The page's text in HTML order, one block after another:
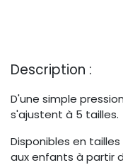
Description :
D'une simple
s'ajustent à 5 tailles.
Disponibles en tailles
aux enfants à partir